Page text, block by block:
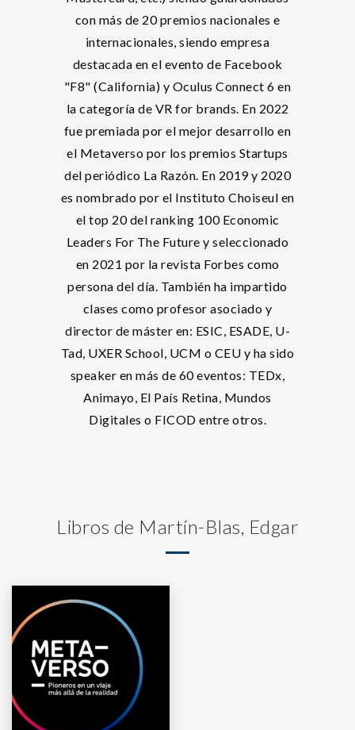
con más de 20 premios nacionales e
internacionales, siendo empresa
destacada en el evento de Facebook
"F8" (California) y Oculus Connect 6 en
la categoría de VR for brands. En 2022
fue premiada por el mejor desarrollo en
el Metaverso por los premios Startups
del periódico La Razón. En 2019 y 2020
es nombrado por el Instituto Choiseul en
el top 20 del ranking 100 Economic
Leaders For The Future y seleccionado
en 2021 por la revista Forbes como
persona del día. También ha impartido
clases como profesor asociado y
director de máster en: ESIC, ESADE, U-
Tad, UXER School, UCM o CEU y ha sido
speaker en más de 60 eventos: TEDx,
Animayo, El País Retina, Mundos
Digitales o FICOD entre otros.
Libros de Martín-Blas, Edgar